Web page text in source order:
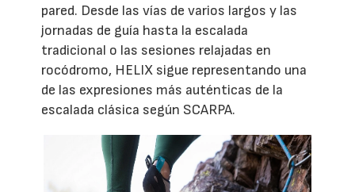
pared. Desde las vías de varios largos y las
jornadas de guía hasta la escalada
tradicional o las sesiones relajadas en
rocódromo, HELIX sigue representando una
de las expresiones más auténticas de la
escalada clásica según SCARPA.